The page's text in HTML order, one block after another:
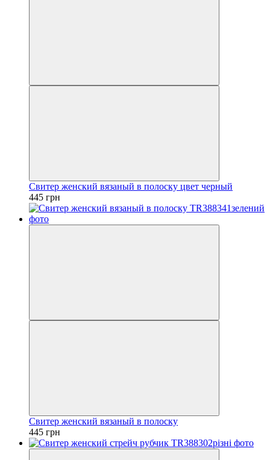
Свитер женский вязаный в полоску цвет черный
445 грн
Свитер женский вязаный в полоску
445 грн